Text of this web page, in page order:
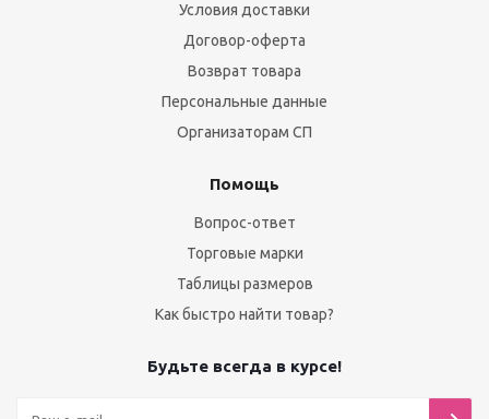
Условия доставки
Договор-оферта
Возврат товара
Персональные данные
Организаторам СП
Помощь
Вопрос-ответ
Торговые марки
Таблицы размеров
Как быстро найти товар?
Будьте всегда в курсе!